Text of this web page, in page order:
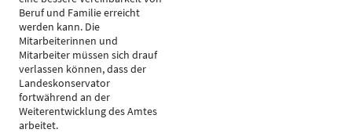
Beruf und Familie erreicht
werden kann. Die
Mitarbeiterinnen und
Mitarbeiter müssen sich drauf
verlassen können, dass der
Landeskonservator
fortwährend an der
Weiterentwicklung des Amtes
arbeitet.